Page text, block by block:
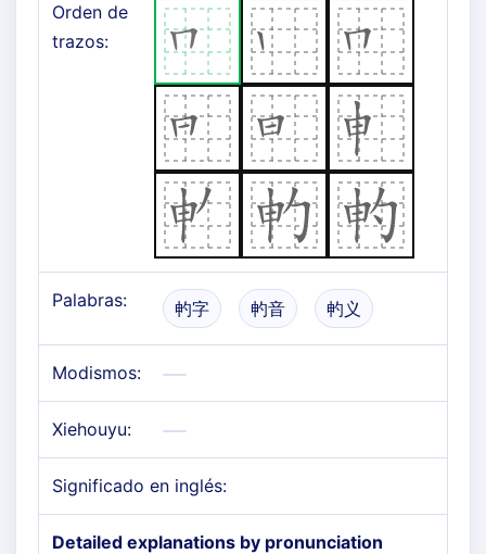
Orden de
trazos:
Palabras: 畃字 畃音 畃义
Modismos:
Xiehouyu:
Significado en inglés:
Detailed explanations by pronunciation